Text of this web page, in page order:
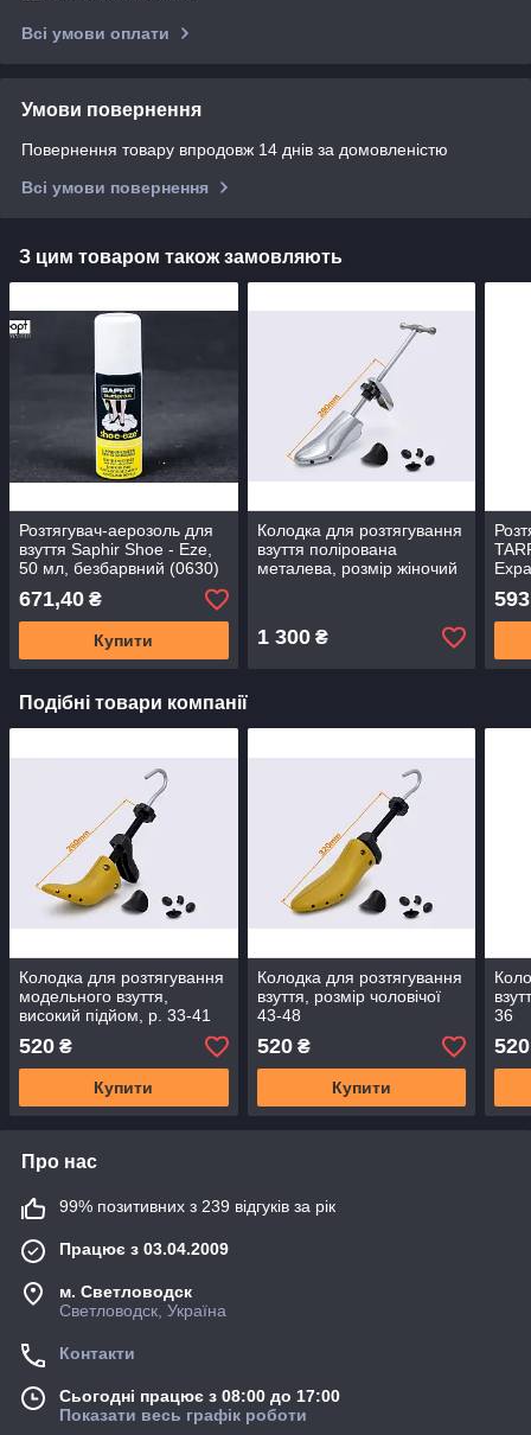
Всі умови оплати
Умови повернення
Повернення товару впродовж 14 днів за домовленістю
Всі умови повернення
З цим товаром також замовляють
Розтягувач-аерозоль для
взуття Saphir Shoe - Eze,
50 мл, безбарвний (0630)
671,40 ₴
Купити
Колодка для розтягування
взуття полірована
металева, розмір жіночий
1 300₴
Подібні товари компанії
Колодка для розтягування
модельного взуття,
високий підйом, р. 33-41
520 ₴
Купити
Колодка для розтягування
взуття, розмір чоловічої
43-48
520₴
Купити
36
520
Про нас
99% позитивних з 239 відгуків за рік
Працює з 03.04.2009
м. Светловодск
Светловодск, Україна
Контакти
Сьогодні працює з 08:00 до 17:00
Показати весь графік роботи